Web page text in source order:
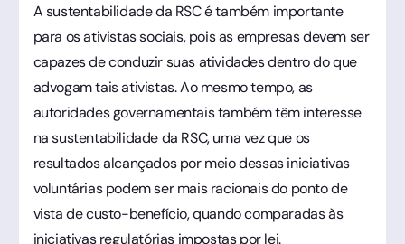
A sustentabilidade da RSC é também importante
para os ativistas sociais, pois as empresas devem ser
capazes de conduzir suas atividades dentro do que
advogam tais ativistas. Ao mesmo tempo, as
autoridades governamentais também têm interesse
na sustentabilidade da RSC, uma vez que os
resultados alcançados por meio dessas iniciativas
voluntárias podem ser mais racionais do ponto de
vista de custo-benefício, quando comparadas às
iniciativas regulatórias impostas por lei.